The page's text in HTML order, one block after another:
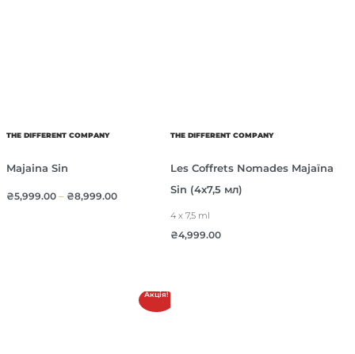
THE DIFFERENT COMPANY
Majaina Sin
₴5,999.00– ₴8,999.00
THE DIFFERENT COMPANY
Les Coffrets Nomades Majaïna
Sin (4х7,5 мл)
4 x 7,5 ml
₴4,999.00
Акція!